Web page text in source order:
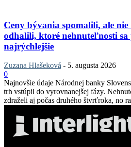
Ceny bývania spomalili, ale
odhalili, ktoré nehnuteľnosti sa
najrýchlejšie
Zuzana Hlašeková - 5. augusta 2026
0
Najnovšie údaje Národnej banky
trh vstúpil do vyrovnanejšej fázy.
zdraželi aj počas druhého štvrťroka, no